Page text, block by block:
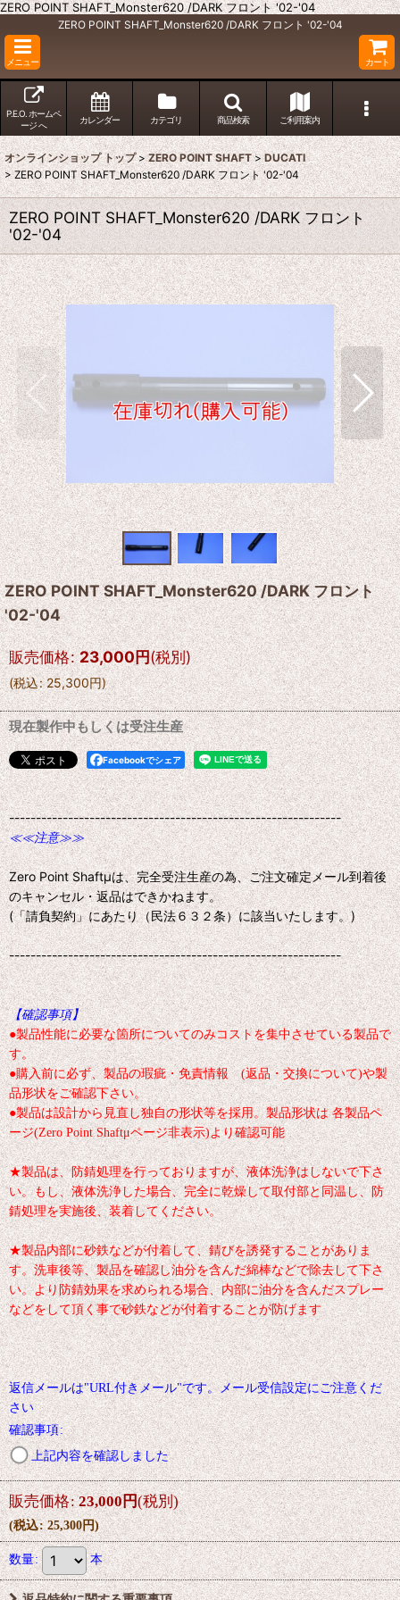
ZERO POINT SHAFT_Monster620 /DARK フロント '02-'04
ZERO POINT SHAFT_Monster620 /DARK フロント '02-'04
メニュー カート
P.E.O. ホームペ
ージ へ
カレンダー カテゴリ 商品検索 ご利用案内
オンラインショップ トップ > ZERO POINT SHAFT > DUCATI
> ZERO POINT SHAFT_Monster620 /DARK フロント '02-'04
ZERO POINT SHAFT_Monster620 /DARK フロント
'02-'04
ZERO POINT SHAFT_Monster620 /DARK フロント
'02-'04
販売価格: 23,000円(税別)
(税込: 25,300円)
現在製作中もしくは受注生産
Facebookでシェア
--------------------------------------------------------------
≪≪注意≫≫
Zero Point Shaftμは、完全受注生産の為、ご注文確定メール到着後
のキャンセル・返品はできかねます。
(「請負契約」にあたり（民法６３２条）に該当いたします。)
--------------------------------------------------------------
【確認事項】
●製品性能に必要な箇所についてのみコストを集中させている製品で
す。
●購入前に必ず、製品の瑕疵・免責情報 (返品・交換について)や製
品形状をご確認下さい。
●製品は設計から見直し独自の形状等を採用。製品形状は 各製品ペ
ージ(Zero Point Shaftμページ非表示)より確認可能
★製品は、防錆処理を行っておりますが、液体洗浄はしないで下さ
い。もし、液体洗浄した場合、完全に乾燥して取付部と同温し、防
錆処理を実施後、装着してください。
★製品内部に砂鉄などが付着して、錆びを誘発することがありま
す。洗車後等、製品を確認し油分を含んだ綿棒などで除去して下さ
い。より防錆効果を求められる場合、内部に油分を含んだスプレー
などをして頂く事で砂鉄などが付着することが防げます
返信メールは"URL付きメール"です。メール受信設定にご注意くだ
さい
確認事項:
上記内容を確認しました
販売価格: 23,000円(税別)
(税込: 25,300円)
数量: 本